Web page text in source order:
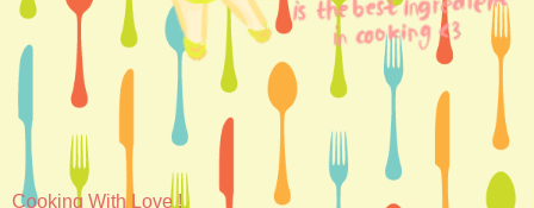
Cooking With Love !